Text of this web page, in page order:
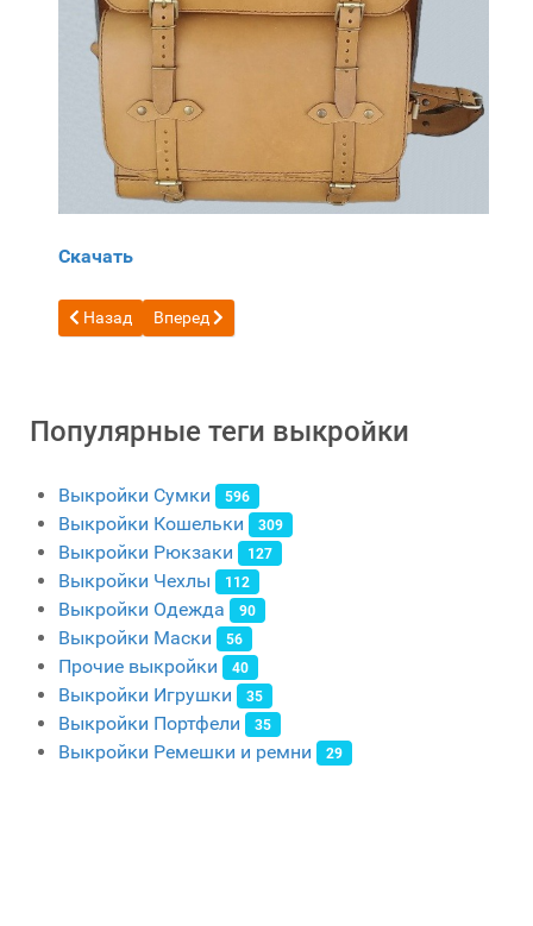
Скачать
Предыдущий: Бесплатная выкройка кожаный рюкзак в
Назад Следующий: Бесплатная выкройка рюкзака
Вперед
Популярные теги выкройки
Выкройки Сумки 596
Выкройки Кошельки 309
Выкройки Рюкзаки 127
Выкройки Чехлы 112
Выкройки Одежда 90
Выкройки Маски 56
Прочие выкройки 40
Выкройки Игрушки 35
Выкройки Портфели 35
Выкройки Ремешки и ремни 29